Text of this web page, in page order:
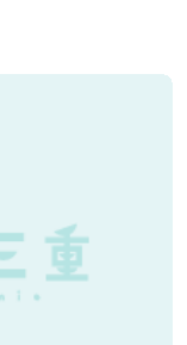
や旬の味、心のこ
喧騒から離れ、平安
てください。